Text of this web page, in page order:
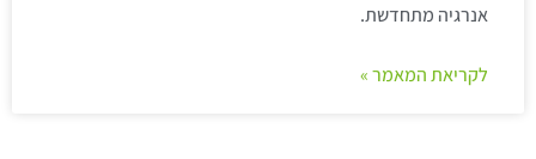
אנרגיה מתחדשת.
לקריאת המאמר »